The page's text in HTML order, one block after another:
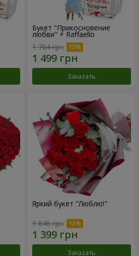
Букет "Прикосновение
любви" + Raffaello
1 764 грн
Заказать
Яркий букет "Люблю!"
1 646 грн
Заказать